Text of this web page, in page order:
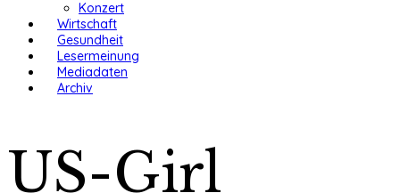
Konzert
Wirtschaft
Gesundheit
Lesermeinung
Mediadaten
Archiv
US-Girl